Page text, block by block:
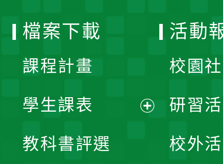
檔案下載
課程計畫
學生課表
教科書評選
活動
校園
研習
校外